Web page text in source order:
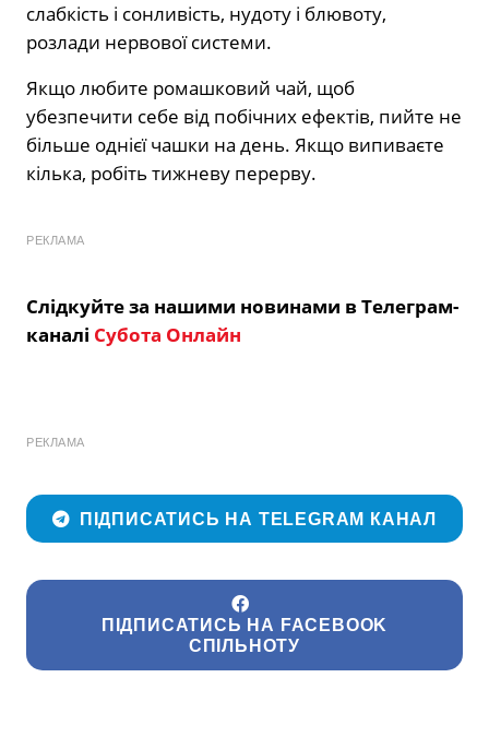
слабкість і сонливість, нудоту і блювоту,
розлади нервової системи.
Якщо любите ромашковий чай, щоб
убезпечити себе від побічних ефектів, пийте не
більше однієї чашки на день. Якщо випиваєте
кілька, робіть тижневу перерву.
РЕКЛАМА
Слідкуйте за нашими новинами в Телеграм-
каналі Субота Онлайн
РЕКЛАМА
ПІДПИСАТИСЬ НА TELEGRAM КАНАЛ
ПІДПИСАТИСЬ НА FACEBOOK
СПІЛЬНОТУ